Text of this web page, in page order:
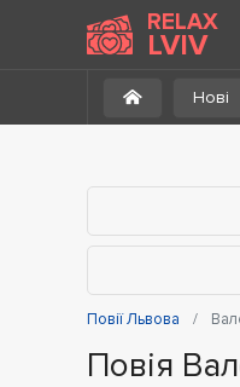
RELAX
LVIV
Нові
Повії Львова
Повія